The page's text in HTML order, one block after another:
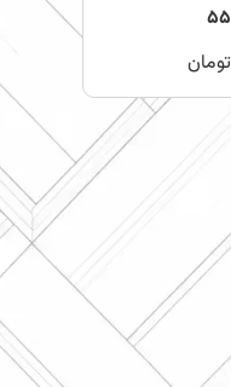
تومان